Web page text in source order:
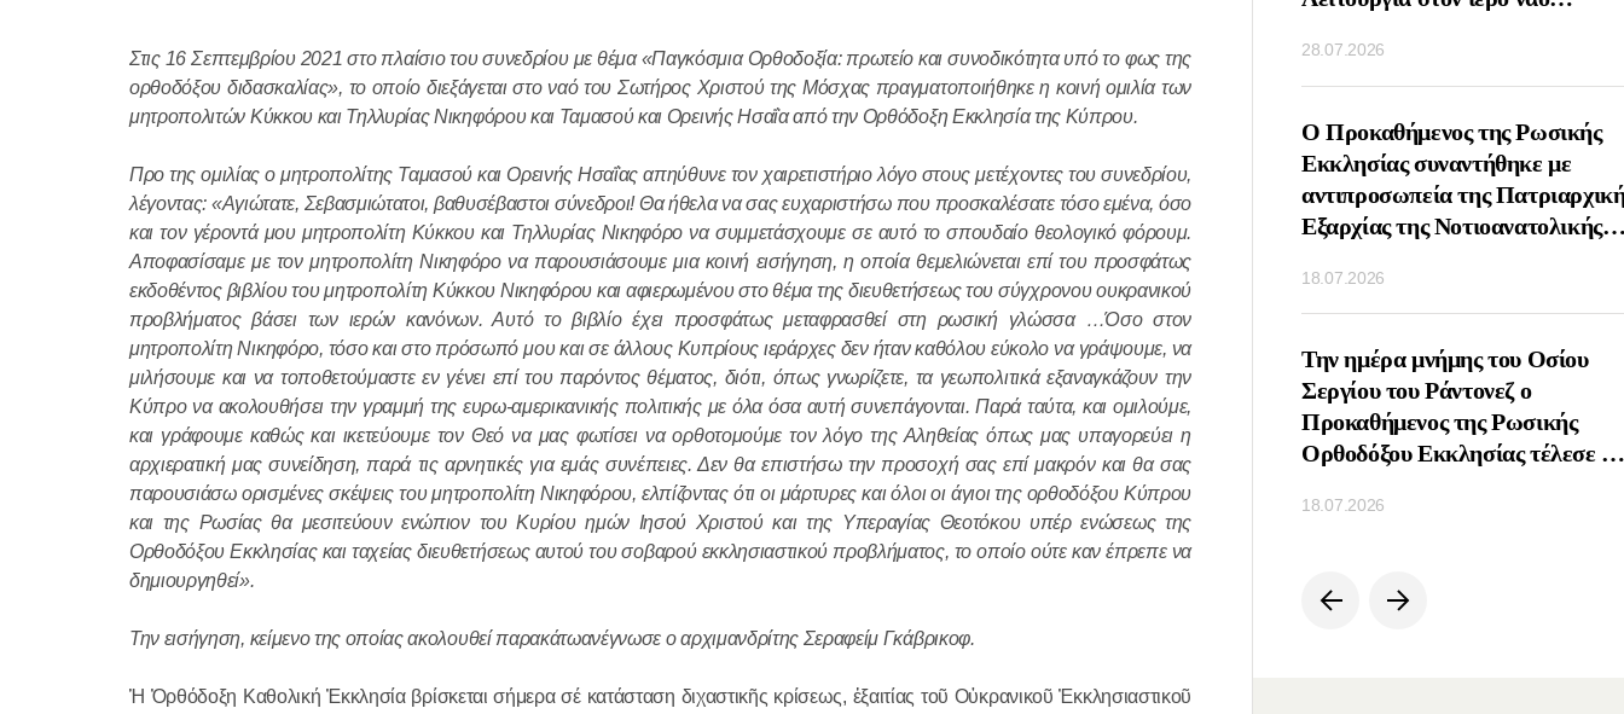
Στις 16 Σεπτεμβρίου 2021 στο πλαίσιο του συνεδρίου με θέμα «Παγκόσμια Ορθοδοξία: πρωτείο και συνοδικότητα υπό το φως της
ορθοδόξου διδασκαλίας», το οποίο διεξάγεται στο ναό του Σωτήρος Χριστού της Μόσχας πραγματοποιήθηκε η κοινή ομιλία των
μητροπολιτών Κύκκου και Τηλλυρίας Νικηφόρου και Ταμασού και Ορεινής Ησαΐα από την Ορθόδοξη Εκκλησία της Κύπρου.
Προ της ομιλίας ο μητροπολίτης Ταμασού και Ορεινής Ησαΐας απηύθυνε τον χαιρετιστήριο λόγο στους μετέχοντες του συνεδρίου,
λέγοντας: «Αγιώτατε, Σεβασμιώτατοι, βαθυσέβαστοι σύνεδροι! Θα ήθελα να σας ευχαριστήσω που προσκαλέσατε τόσο εμένα, όσο
και τον γέροντά μου μητροπολίτη Κύκκου και Τηλλυρίας Νικηφόρο να συμμετάσχουμε σε αυτό το σπουδαίο θεολογικό φόρουμ.
Αποφασίσαμε με τον μητροπολίτη Νικηφόρο να παρουσιάσουμε μια κοινή εισήγηση, η οποία θεμελιώνεται επί του προσφάτως
εκδοθέντος βιβλίου του μητροπολίτη Κύκκου Νικηφόρου και αφιερωμένου στο θέμα της διευθετήσεως του σύγχρονου ουκρανικού
προβλήματος βάσει των ιερών κανόνων. Αυτό το βιβλίο έχει προσφάτως μεταφρασθεί στη ρωσική γλώσσα …Όσο στον
μητροπολίτη Νικηφόρο, τόσο και στο πρόσωπό μου και σε άλλους Κυπρίους ιεράρχες δεν ήταν καθόλου εύκολο να γράψουμε, να
μιλήσουμε και να τοποθετούμαστε εν γένει επί του παρόντος θέματος, διότι, όπως γνωρίζετε, τα γεωπολιτικά εξαναγκάζουν την
Κύπρο να ακολουθήσει την γραμμή της ευρω-αμερικανικής πολιτικής με όλα όσα αυτή συνεπάγονται. Παρά ταύτα, και ομιλούμε,
και γράφουμε καθώς και ικετεύουμε τον Θεό να μας φωτίσει να ορθοτομούμε τον λόγο της Αληθείας όπως μας υπαγορεύει η
αρχιερατική μας συνείδηση, παρά τις αρνητικές για εμάς συνέπειες. Δεν θα επιστήσω την προσοχή σας επί μακρόν και θα σας
παρουσιάσω ορισμένες σκέψεις του μητροπολίτη Νικηφόρου, ελπίζοντας ότι οι μάρτυρες και όλοι οι άγιοι της ορθοδόξου Κύπρου
και της Ρωσίας θα μεσιτεύουν ενώπιον του Κυρίου ημών Ιησού Χριστού και της Υπεραγίας Θεοτόκου υπέρ ενώσεως της
Ορθοδόξου Εκκλησίας και ταχείας διευθετήσεως αυτού του σοβαρού εκκλησιαστικού προβλήματος, το οποίο ούτε καν έπρεπε να
δημιουργηθεί».
Την εισήγηση, κείμενο της οποίας ακολουθεί παρακάτωανέγνωσε ο αρχιμανδρίτης Σεραφείμ Γκάβρικοφ.
Ἡ Ὀρθόδοξη Καθολική Ἐκκλησία βρίσκεται σήμερα σέ κατάσταση διχαστικῆς κρίσεως, ἐξαιτίας τοῦ Οὐκρανικοῦ Ἐκκλησιαστικοῦ
06.01.2026
Ο Αγιώτατος Πατριάρχης
Κύριλλος συναντήθηκε με τον
Γάλλο κοινωνικό παράγοντα Πιέρ
ντε Γκωλ
18.12.2025
Πραγματοποιήθηκε τηλεφωνική
συνομιλία μεταξύ των
Προκαθημένων των Ορθοδόξων
Εκκλησιών Ρωσίας και Σερβίας
18.12.2025
Κρεμλίνο της Μόσχας
28.07.2026
Ο Προκαθήμενος της Ρωσικής
Εκκλησίας συναντήθηκε με
αντιπροσωπεία της
Εξαρχίας της Νοτιοανατολικής
18.07.2026
Την ημέρα μνήμης του Οσίου
Σεργίου του Ράντονεζ ο
Προκαθήμενος της Ρωσικής
Ορθοδόξου Εκκλησίας τέλεσε τη
Αγίας Τριάδος και του Αγίου
18.07.2026